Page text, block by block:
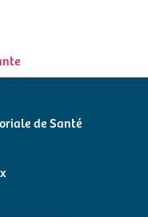
de Santé